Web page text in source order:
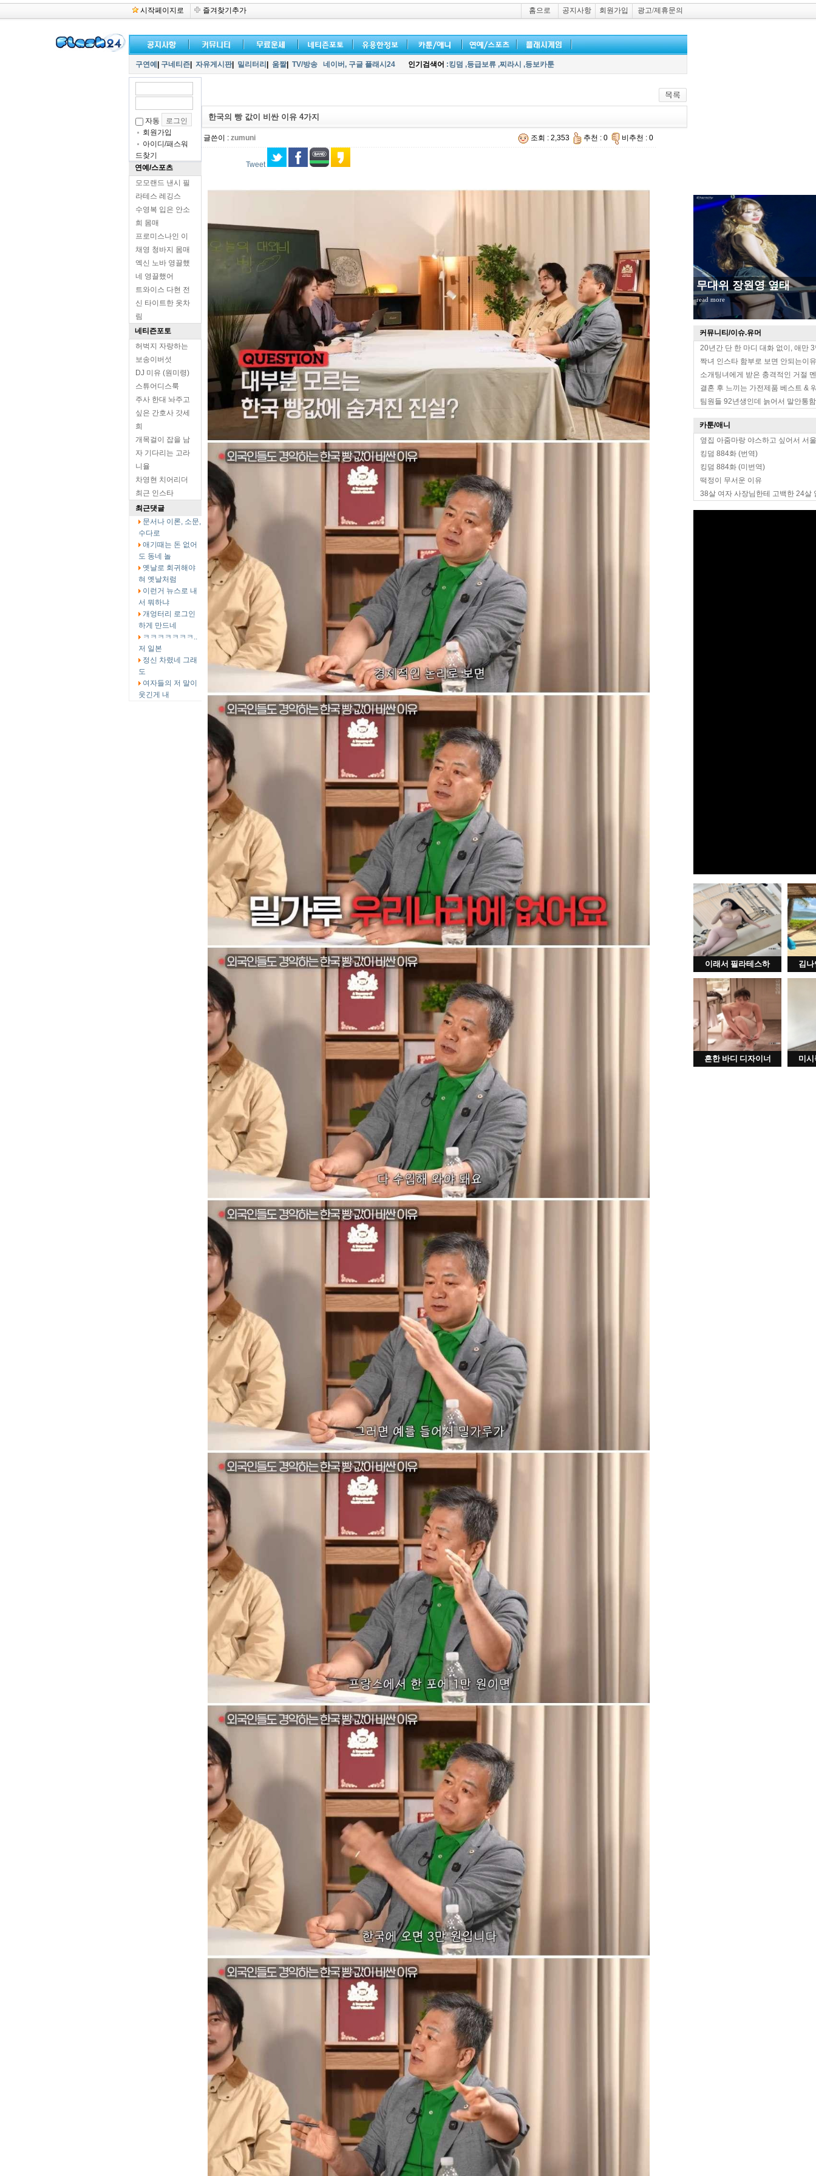
시작페이지로 즐겨찾기추가 홈으로 공지사항 회원가입 광고/제휴문의
무대위 장원영 옆태
read more
커뮤니티/이슈.유머
20년간 단 한 마디 대화 없이, 애만
짝녀 인스타 함부로 보면 안되는이유
소개팅녀에게 받은 충격적인 거절
결혼 후 느끼는 가전제품 베스트 &
팀원들 92년생인데 늙어서 말안통
카툰/애니
옆집 아줌마랑 야스하고 싶어서 서
킹덤 884화 (번역)
킹덤 884화 (미번역)
떡정이 무서운 이유
38살 여자 사장님한테 고백한 24살
이래서 필라테스하 김나
흔한 바디 디자이너 미시
구연예 구네티즌 자유게시판| 밀리터리 움짤| TV/방송 네이버, 구글 플래시24 인기검색어 :킹덤 ,등급보류 ,찌라시 ,등보카툰
자동
회원가입
아이디/패스워
드찾기
연예/스포츠
모모랜드 낸시 필
라테스 레깅스
수영복 입은 안소
희 몸매
프로미스나인 이
채영 청바지 몸매
엑신 노바 영끌했
네 영끌했어
트와이스 다현 전
신 타이트한 옷차
림
네티즌포토
허벅지 자랑하는
보송이버섯
DJ 미유 (원미령)
스튜어디스룩
주사 한대 놔주고
싶은 간호사 갓세
희
개목걸이 잡을 남
자 기다리는 고라
니율
차영현 치어리더
최근 인스타
최근댓글
문서나 이론, 소문,
수다로
애기때는 돈 없어
도 동네 놀
옛날로 회귀해야
혀 옛날처럼
이런거 뉴스로 내
서 뭐하냐
개엉터리 로그인
하게 만드네
ㅋㅋㅋㅋㅋㅋㅋ..
저 일본
정신 차렸네 그래
도
여자들의 저 말이
웃긴게 내
한국의 빵 값이 비싼 이유 4가지
글쓴이 : zumuni 조회 : 2,353 추천 : 0 비추천 : 0
Tweet